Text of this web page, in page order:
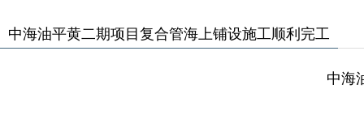
中海油平黄二期项目复合管海上铺设施工顺利完工
中海